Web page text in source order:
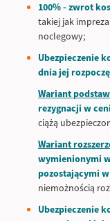
100% - zwrot
takiej jak
noclegowy;
Ubezpieczenie
dnia jej
Wariant
rezygnacji w
ciążą
Wariant
wymienionymi
pozostającymi
niemożnością
Ubezpieczenie